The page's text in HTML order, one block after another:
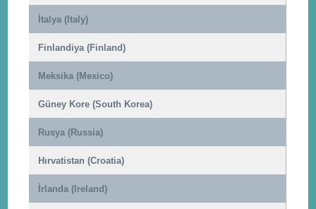
İtalya (Italy)
Finlandiya (Finland)
Meksika (Mexico)
Güney Kore (South Korea)
Rusya (Russia)
Hırvatistan (Croatia)
İrlanda (Ireland)